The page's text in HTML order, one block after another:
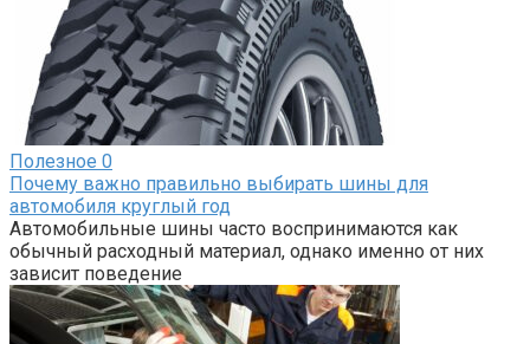
Полезное 0
Почему важно правильно выбирать шины для
автомобиля круглый год
Автомобильные шины часто воспринимаются как
обычный расходный материал, однако именно от них
зависит поведение